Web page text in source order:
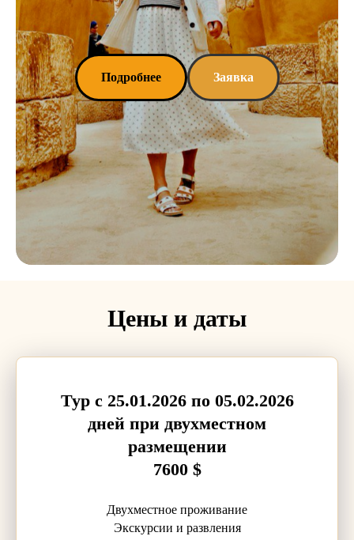
Подробнее Заявка
Цены и даты
Тур с 25.01.2026 по 05.02.2026
дней при двухместном
размещении
7600 $
Двухместное проживание
Экскурсии и развления